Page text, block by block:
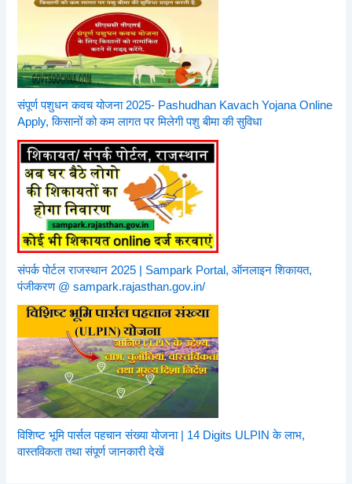
संपूर्ण पशुधन कवच योजना 2025- Pashudhan Kavach Yojana Online
Apply, किसानों को कम लागत पर मिलेगी पशु बीमा की सुविधा
संपर्क पोर्टल राजस्थान 2025 | Sampark Portal, ऑनलाइन शिकायत,
पंजीकरण @ sampark.rajasthan.gov.in/
विशिष्ट भूमि पार्सल पहचान संख्या योजना | 14 Digits ULPIN के लाभ,
वास्तविकता तथा संपूर्ण जानकारी देखें